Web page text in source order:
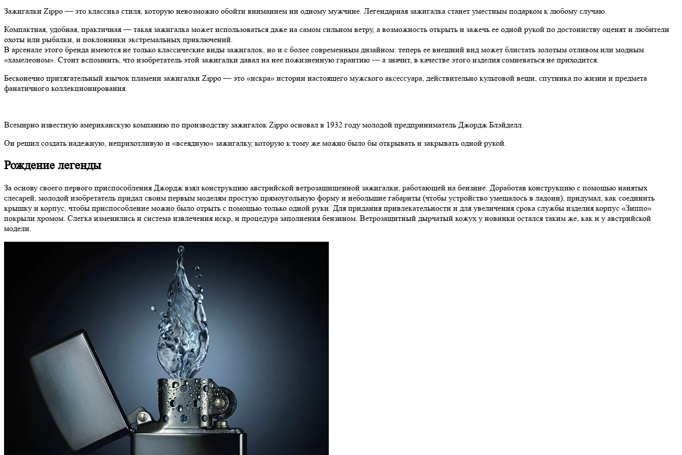
Зажигалки Zippo — это классика стиля, которую невозможно обойти вниманием ни одному мужчине. Легендарная зажигалка станет уместным подарком к любому случаю.
Компактная, удобная, практичная — такая зажигалка может использоваться даже на самом сильном ветру, а возможность открыть и зажечь ее одной рукой по достоинству оценят и любители
охоты или рыбалки, и поклонники экстремальных приключений.
В арсенале этого бренда имеются не только классические виды зажигалок, но и с более современным дизайном: теперь ее внешний вид может блистать золотым отливом или модным
«хамелеоном». Стоит вспомнить, что изобретатель этой зажигалки давал на нее пожизненную гарантию — а значит, в качестве этого изделия сомневаться не приходится.
Бесконечно притягательный язычок пламени зажигалки Zippo — это «искра» истории настоящего мужского аксессуара, действительно культовой вещи, спутника по жизни и предмета
фанатичного коллекционирования.
Всемирно известную американскую компанию по производству зажигалок Zippo основал в 1932 году молодой предприниматель Джордж Блэйделл.
Он решил создать надежную, неприхотливую и «всеядную» зажигалку, которую к тому же можно было бы открывать и закрывать одной рукой.
Рождение легенды
За основу своего первого приспособления Джордж взял конструкцию австрийской ветрозащищенной зажигалки, работающей на бензине. Доработав конструкцию с помощью нанятых
слесарей, молодой изобретатель придал своим первым моделям простую прямоугольную форму и небольшие габариты (чтобы устройство умещалось в ладони), придумал, как соединить
крышку и корпус, чтобы приспособление можно было отрыть с помощью только одной руки. Для придания привлекательности и для увеличения срока службы изделия корпус «Зиппо»
покрыли хромом. Слегка изменились и система извлечения искр, и процедура заполнения бензином. Ветрозащитный дырчатый кожух у новинки остался таким же, как и у австрийской
модели.